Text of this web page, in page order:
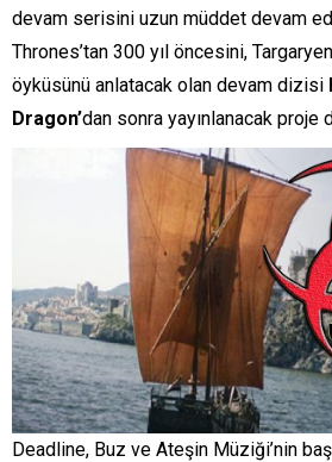
devam serisini uzun müddet devam
Thrones’tan 300 yıl öncesini, Targaryen
öyküsünü anlatacak olan devam dizisi
Dragon’dan sonra yayınlanacak proje
Deadline, Buz ve Ateşin Müziği’nin